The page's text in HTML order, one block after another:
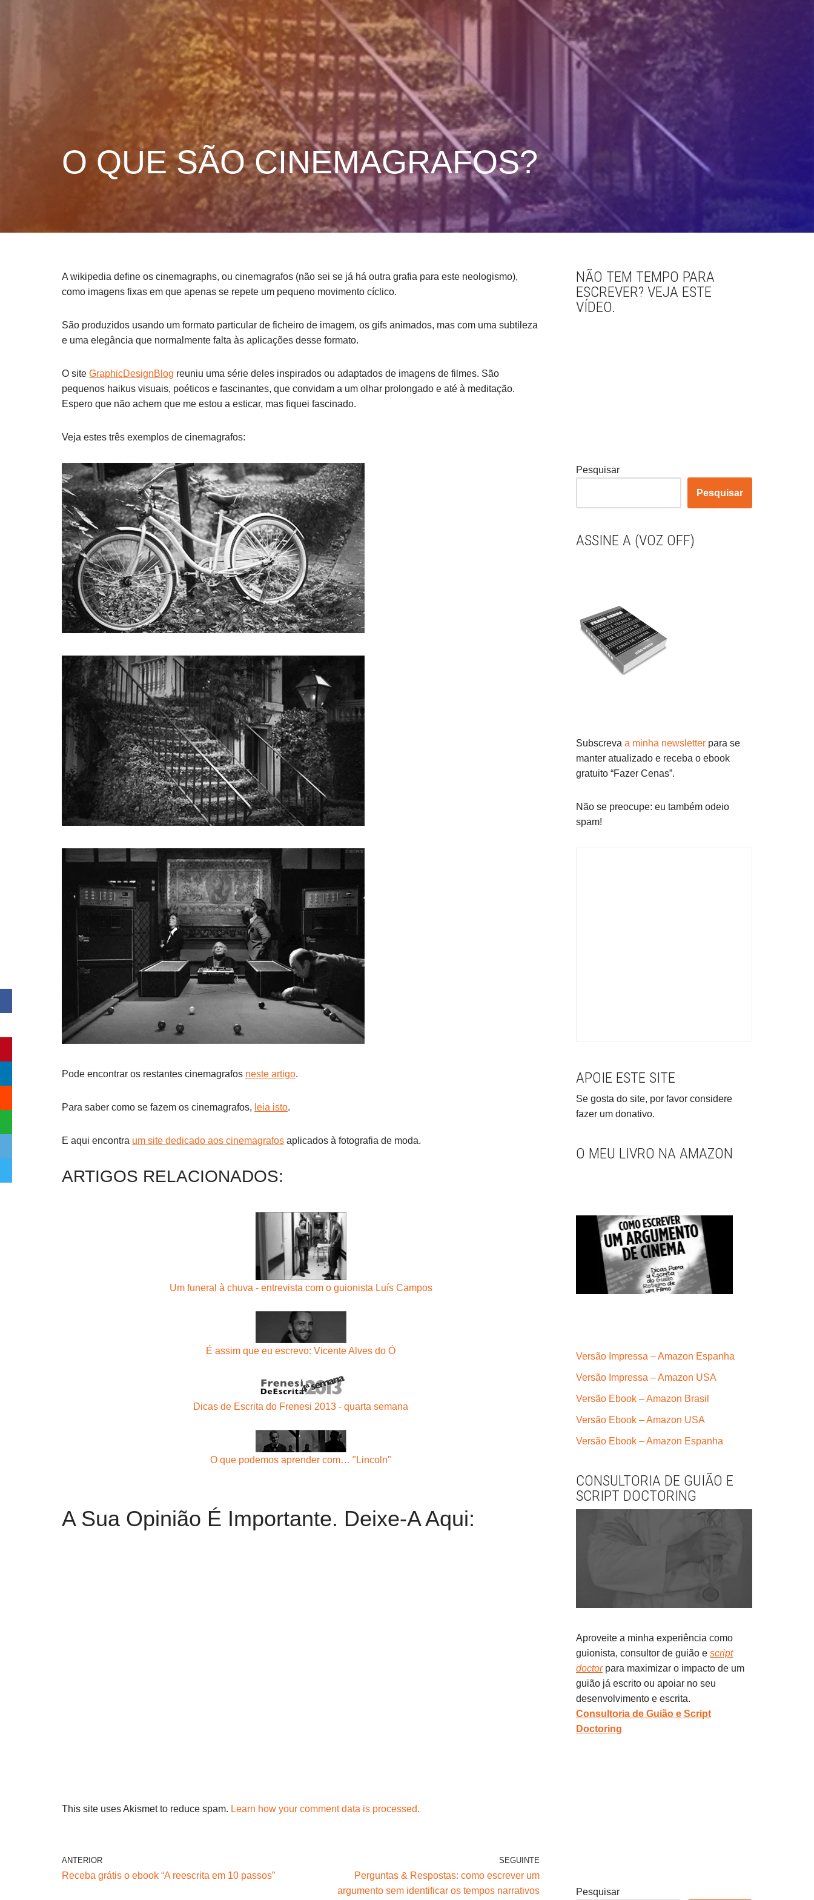
O QUE SÃO CINEMAGRAFOS?
A wikipedia define os cinemagraphs, ou cinemagrafos (não sei se já há outra grafia para este neologismo),
como imagens fixas em que apenas se repete um pequeno movimento cíclico.
São produzidos usando um formato particular de ficheiro de imagem, os gifs animados, mas com uma subtileza
e uma elegância que normalmente falta às aplicações desse formato.
O site GraphicDesignBlog reuniu uma série deles inspirados ou adaptados de imagens de filmes. São
pequenos haikus visuais, poéticos e fascinantes, que convidam a um olhar prolongado e até à meditação.
Espero que não achem que me estou a esticar, mas fiquei fascinado.
Veja estes três exemplos de cinemagrafos:
Pode encontrar os restantes cinemagrafos neste artigo.
Para saber como se fazem os cinemagrafos, leia isto.
E aqui encontra um site dedicado aos cinemagrafos aplicados à fotografia de moda.
ARTIGOS RELACIONADOS:
Um funeral à chuva - entrevista com o guionista Luís Campos
É assim que eu escrevo: Vicente Alves do Ó
Dicas de Escrita do Frenesi 2013 - quarta semana
O que podemos aprender com… "Lincoln"
A Sua Opinião É Importante. Deixe-A Aqui:
This site uses Akismet to reduce spam. Learn how your comment data is processed.
ANTERIOR
Receba grátis o ebook “A reescrita em 10 passos”
SEGUINTE
Perguntas & Respostas: como escrever um
argumento sem identificar os tempos narrativos
NÃO TEM TEMPO PARA
ESCREVER? VEJA ESTE
VÍDEO.
Pesquisar
Pesquisar
ASSINE A (VOZ OFF)
Subscreva a minha newsletter para se
manter atualizado e receba o ebook
gratuito “Fazer Cenas”.
Não se preocupe: eu também odeio
spam!
APOIE ESTE SITE
Se gosta do site, por favor considere
fazer um donativo.
O MEU LIVRO NA AMAZON
Versão Impressa – Amazon Espanha
Versão Impressa – Amazon USA
Versão Ebook – Amazon Brasil
Versão Ebook – Amazon USA
Versão Ebook – Amazon Espanha
CONSULTORIA DE GUIÃO E
SCRIPT DOCTORING
Aproveite a minha experiência como
guionista, consultor de guião e script
doctorpara maximizar o impacto de um
guião já escrito ou apoiar no seu
desenvolvimento e escrita.
Consultoria de Guião e Script
Doctoring
Pesquisar